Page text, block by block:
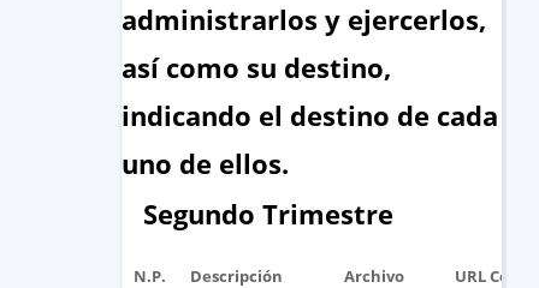
administrarlos y ejercerlos,
así como su destino,
indicando el destino de cada
uno de ellos.
Segundo Trimestre
N.P. Descripción Archivo URL Corta